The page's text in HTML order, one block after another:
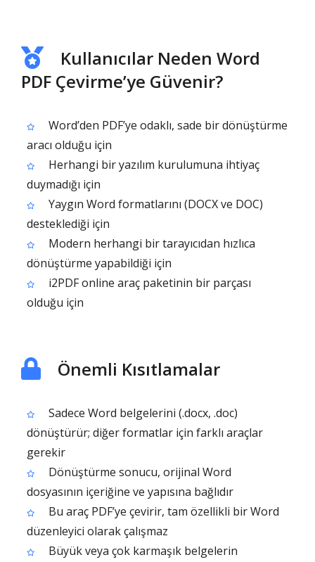
Kullanıcılar Neden Word
PDF Çevirme’ye Güvenir?
Word’den PDF’ye odaklı, sade bir dönüştürme
aracı olduğu için
Herhangi bir yazılım kurulumuna ihtiyaç
duymadığı için
Yaygın Word formatlarını (DOCX ve DOC)
desteklediği için
Modern herhangi bir tarayıcıdan hızlıca
dönüştürme yapabildiği için
i2PDF online araç paketinin bir parçası
olduğu için
Önemli Kısıtlamalar
Sadece Word belgelerini (.docx, .doc)
dönüştürür; diğer formatlar için farklı araçlar
gerekir
Dönüştürme sonucu, orijinal Word
dosyasının içeriğine ve yapısına bağlıdır
Bu araç PDF’ye çevirir, tam özellikli bir Word
düzenleyici olarak çalışmaz
Büyük veya çok karmaşık belgelerin